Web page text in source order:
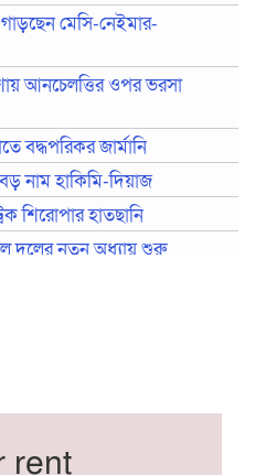
মেসি-নেইমার-
আনচেলত্তির ওপর ভরসা
বদ্ধপরিকর জার্মানি
নাম হাকিমি-দিয়াজ
শিরোপার হাতছানি
দলের নতুন অধ্যায় শুরু
rent